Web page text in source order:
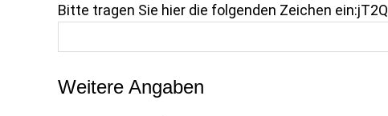
Bitte tragen Sie hier die folgenden Zeichen ein:jT2Q
Weitere Angaben